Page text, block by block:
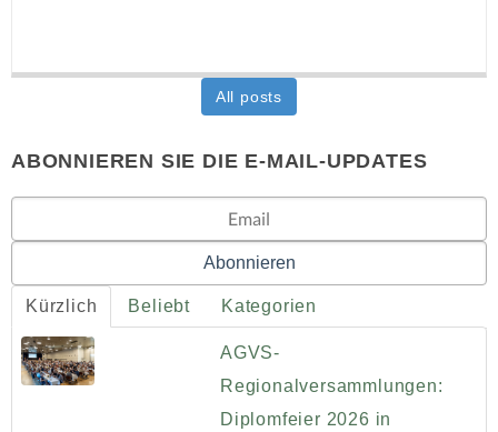
All posts
ABONNIEREN SIE DIE E-MAIL-UPDATES
Kürzlich Beliebt Kategorien
AGVS-
Regionalversammlungen:
Diplomfeier 2026 in